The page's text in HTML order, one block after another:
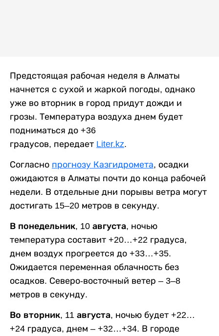
Предстоящая рабочая неделя в Алматы
начнется с сухой и жаркой погоды, однако
уже во вторник в город придут дожди и
грозы. Температура воздуха днем будет
подниматься до +36
градусов, передает Liter.kz.
Согласно прогнозу Казгидромета, осадки
ожидаются в Алматы почти до конца рабочей
недели. В отдельные дни порывы ветра могут
достигать 15–20 метров в секунду.
В понедельник, 10 августа, ночью
температура составит +20…+22 градуса,
днем воздух прогреется до +33…+35.
Ожидается переменная облачность без
осадков. Северо-восточный ветер – 3–8
метров в секунду.
Во вторник, 11 августа, ночью будет +22…
+24 градуса, днем – +32…+34. В городе